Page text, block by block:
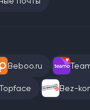
Beboo.ru
Topface Bez-